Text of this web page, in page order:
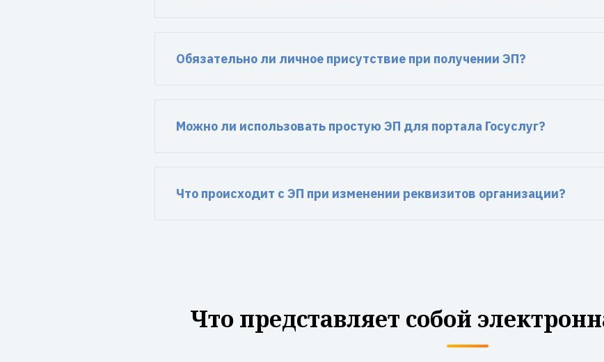
Обязательно ли личное присутствие при получении ЭП?
Можно ли использовать простую ЭП для портала Госуслуг?
Что происходит с ЭП при изменении реквизитов организации?
Что представляет собой